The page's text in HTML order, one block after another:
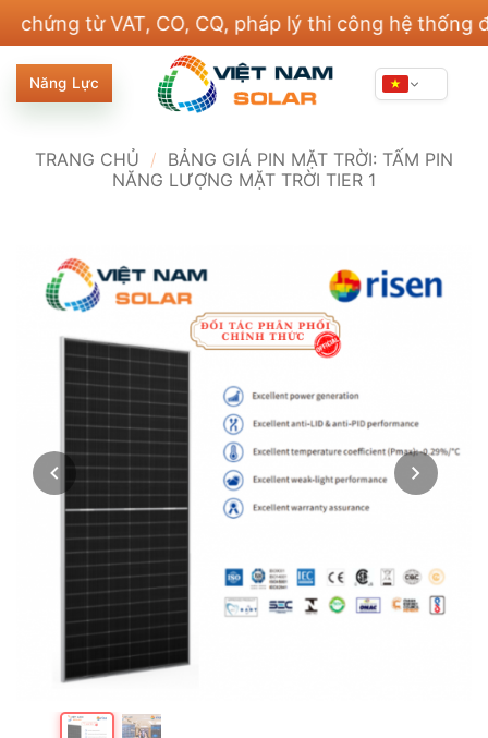
nội
dung
từ VAT, CO, CQ, pháp lý thi công hệ thống điện
Năng Lực
TRANG CHỦ / BẢNG GIÁ PIN MẶT TRỜI: TẤM PIN
NĂNG LƯỢNG MẶT TRỜI TIER 1